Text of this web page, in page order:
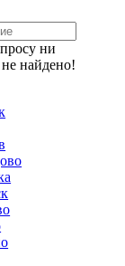
ни
найдено!